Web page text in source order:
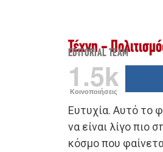
Τέχνη -
EDITORIAL TEAM
1.5k
Κοινοποιήσεις
Ευτυχία. Αυτό το
να είναι λίγο πιο
κόσμο που